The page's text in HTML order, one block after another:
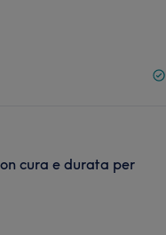
cura e durata per